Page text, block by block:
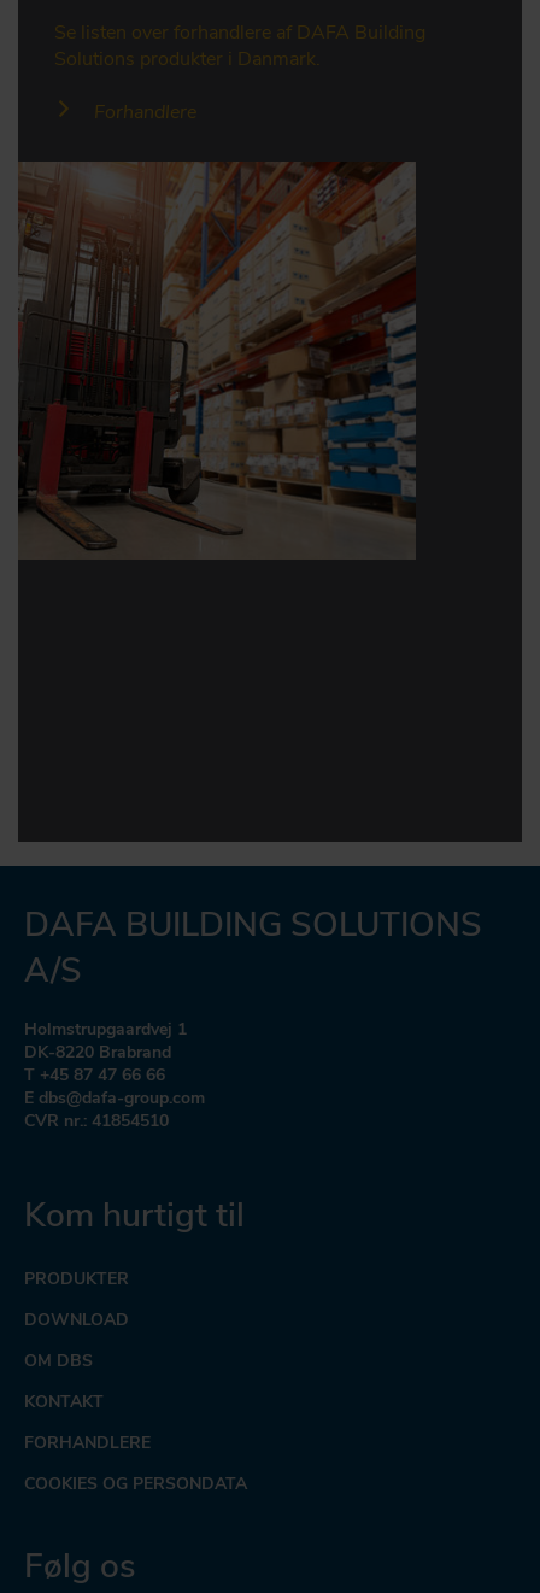
Se listen over forhandlere af DAFA Building
Solutions produkter i Danmark.
Forhandlere
DAFA BUILDING SOLUTIONS
A/S
Holmstrupgaardvej 1
DK-8220 Brabrand
T +45 87 47 66 66
E dbs@dafa-group.com
CVR nr.: 41854510
Kom hurtigt til
PRODUKTER
DOWNLOAD
OM DBS
KONTAKT
FORHANDLERE
COOKIES OG PERSONDATA
Følg os